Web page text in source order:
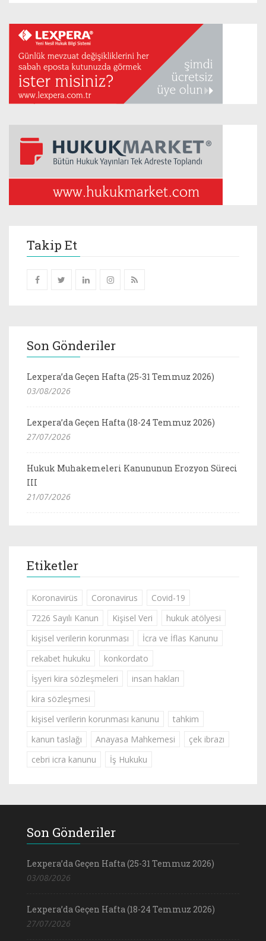
Takip Et
Son Gönderiler
Lexpera’da Geçen Hafta (25-31 Temmuz 2026)
03/08/2026
Lexpera’da Geçen Hafta (18-24 Temmuz 2026)
27/07/2026
Hukuk Muhakemeleri Kanununun Erozyon Süreci
III
21/07/2026
Etiketler
Koronavirüs Coronavirus
Covid-19
7226 Sayılı Kanun
Kişisel Veri
hukuk atölyesi
kişisel verilerin korunması
İcra ve İflas Kanunu
rekabet hukuku
konkordato
İşyeri kira sözleşmeleri
insan hakları
kira sözleşmesi
kişisel verilerin korunması kanunu
tahkim
kanun taslağı
Anayasa Mahkemesi
çek ibrazı
cebri icra kanunu
İş Hukuku
Son Gönderiler
Lexpera’da Geçen Hafta (25-31 Temmuz 2026)
03/08/2026
Lexpera’da Geçen Hafta (18-24 Temmuz 2026)
27/07/2026